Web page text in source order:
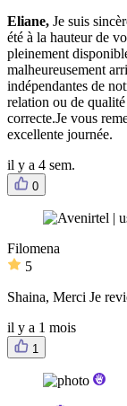
Eliane, Je suis
été à la hauteur de
pleinement
malheureusement
indépendantes de
relation ou de
correcte.Je vous
excellente journée.
il y a 4 sem.
0
Filomena
5
Shaina, Merci Je
il y a 1 mois
1